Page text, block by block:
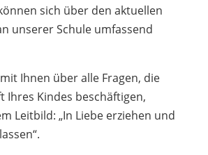
sich über den aktuellen
unserer Schule umfassend
Ihnen über alle Fragen, die
Ihres Kindes beschäftigen,
Leitbild: „In Liebe erziehen und